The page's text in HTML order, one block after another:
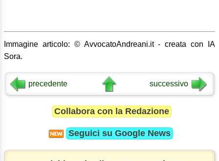
Immagine articolo: © AvvocatoAndreani.it - creata con IA
Sora.
precedente successivo
Collabora con la Redazione
Seguici su Google News